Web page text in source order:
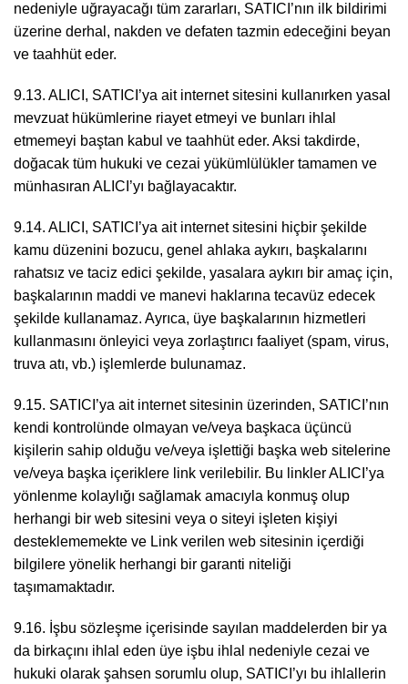
nedeniyle uğrayacağı tüm zararları, SATICI’nın ilk bildirimi
üzerine derhal, nakden ve defaten tazmin edeceğini beyan
ve taahhüt eder.
9.13. ALICI, SATICI’ya ait internet sitesini kullanırken yasal
mevzuat hükümlerine riayet etmeyi ve bunları ihlal
etmemeyi baştan kabul ve taahhüt eder. Aksi takdirde,
doğacak tüm hukuki ve cezai yükümlülükler tamamen ve
münhasıran ALICI’yı bağlayacaktır.
9.14. ALICI, SATICI’ya ait internet sitesini hiçbir şekilde
kamu düzenini bozucu, genel ahlaka aykırı, başkalarını
rahatsız ve taciz edici şekilde, yasalara aykırı bir amaç için,
başkalarının maddi ve manevi haklarına tecavüz edecek
şekilde kullanamaz. Ayrıca, üye başkalarının hizmetleri
kullanmasını önleyici veya zorlaştırıcı faaliyet (spam, virus,
truva atı, vb.) işlemlerde bulunamaz.
9.15. SATICI’ya ait internet sitesinin üzerinden, SATICI’nın
kendi kontrolünde olmayan ve/veya başkaca üçüncü
kişilerin sahip olduğu ve/veya işlettiği başka web sitelerine
ve/veya başka içeriklere link verilebilir. Bu linkler ALICI’ya
yönlenme kolaylığı sağlamak amacıyla konmuş olup
herhangi bir web sitesini veya o siteyi işleten kişiyi
desteklememekte ve Link verilen web sitesinin içerdiği
bilgilere yönelik herhangi bir garanti niteliği
taşımamaktadır.
9.16. İşbu sözleşme içerisinde sayılan maddelerden bir ya
da birkaçını ihlal eden üye işbu ihlal nedeniyle cezai ve
hukuki olarak şahsen sorumlu olup, SATICI’yı bu ihlallerin